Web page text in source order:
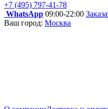
+7 (495) 797-41-78
WhatsApp 09:00-22:00
Ваш город: Москва